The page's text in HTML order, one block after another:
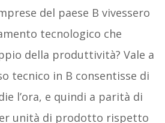
del paese B vivessero
tecnologico che
della produttività? Vale a
tecnico in B consentisse di
l’ora, e quindi a parità di
unità di prodotto rispetto